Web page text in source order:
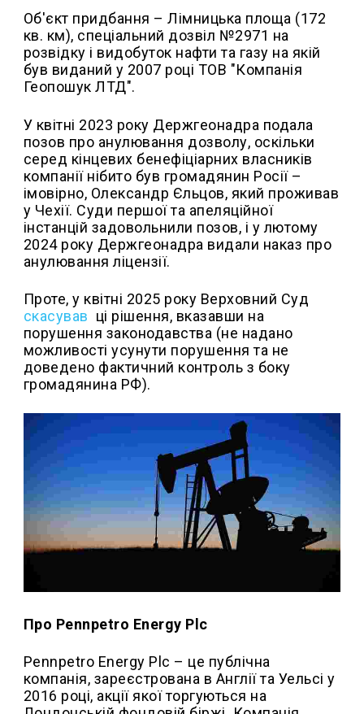
Об'єкт придбання – Лімницька площа (172
кв. км), спеціальний дозвіл №2971 на
розвідку і видобуток нафти та газу на якій
був виданий у 2007 році ТОВ "Компанія
Геопошук ЛТД".
У квітні 2023 року Держгеонадра подала
позов про анулювання дозволу, оскільки
серед кінцевих бенефіціарних власників
компанії нібито був громадянин Росії –
імовірно, Олександр Єльцов, який проживав
у Чехії. Суди першої та апеляційної
інстанцій задовольнили позов, і у лютому
2024 року Держгеонадра видали наказ про
анулювання ліцензії.
Проте, у квітні 2025 року Верховний Суд
скасував ці рішення, вказавши на
порушення законодавства (не надано
можливості усунути порушення та не
доведено фактичний контроль з боку
громадянина РФ).
Про Pennpetro Energy Plc
Pennpetro Energy Plc – це публічна
компанія, зареєстрована в Англії та Уельсі у
2016 році, акції якої торгуються на